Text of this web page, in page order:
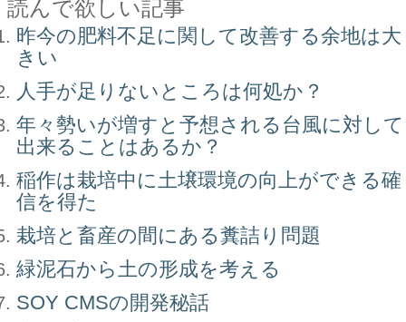
読んで欲しい記事
昨今の肥料不足に関して改善する余地は大
きい
人手が足りないところは何処か？
年々勢いが増すと予想される台風に対して
出来ることはあるか？
稲作は栽培中に土壌環境の向上ができる確
信を得た
栽培と畜産の間にある糞詰り問題
緑泥石から土の形成を考える
SOY CMSの開発秘話